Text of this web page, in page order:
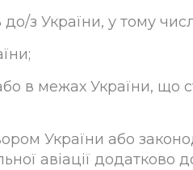
з України, у тому
в межах України,
України або
авіації додатково